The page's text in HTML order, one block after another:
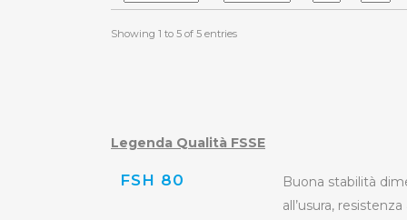
Showing 1 to 5 of 5 entries
Legenda Qualità FSSE
FSH 80
Buona stabilità
all’usura,